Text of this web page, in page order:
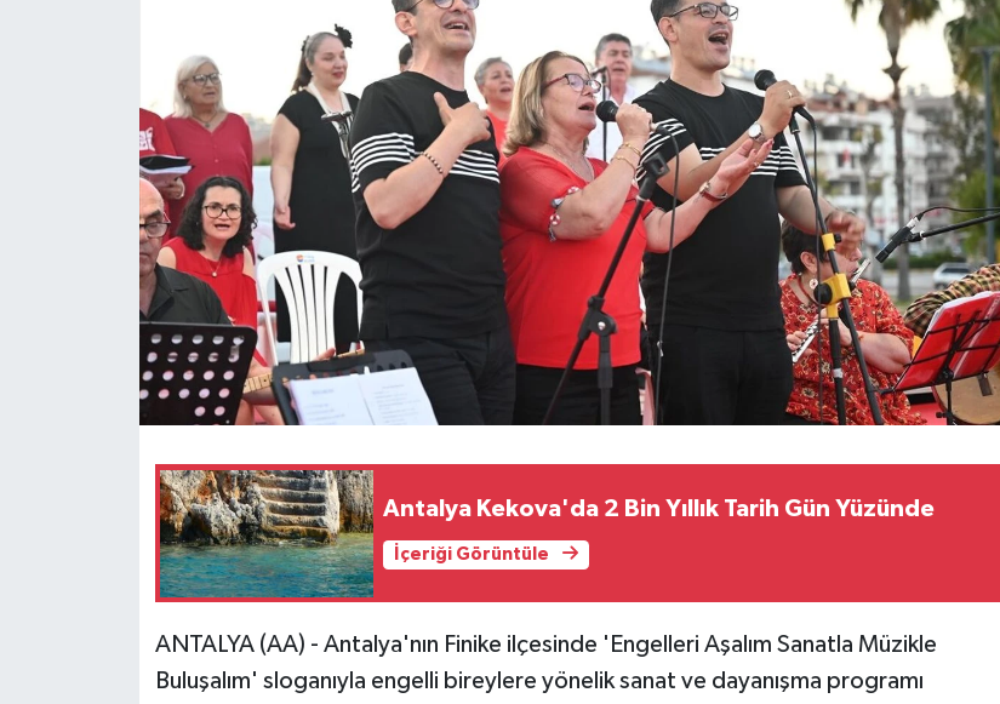
Antalya Kekova'da 2 Bin Yıllık Tarih Gün Yüzünde
İçeriği Görüntüle
ANTALYA (AA) - Antalya'nın Finike ilçesinde 'Engelleri Aşalım Sanatla Müzikle
Buluşalım' sloganıyla engelli bireylere yönelik sanat ve dayanışma programı